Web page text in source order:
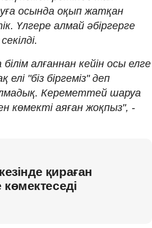
осында оқып жатқан
Үлгере алмай әбіргерге
алғаннан кейін осы елге
елі "біз біргеміз" деп
Кереметтей шаруа
көмекті аяған жоқпыз", -
қираған